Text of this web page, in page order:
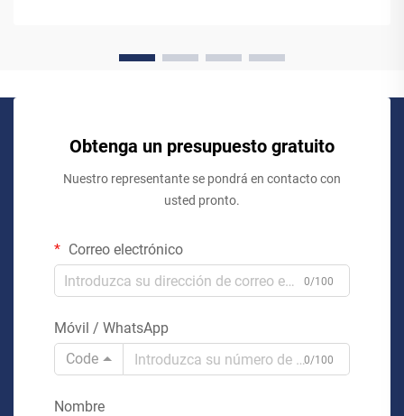
Obtenga un presupuesto gratuito
Nuestro representante se pondrá en contacto con
usted pronto.
Correo electrónico
0/100
Móvil / WhatsApp
Code
0/100
Nombre